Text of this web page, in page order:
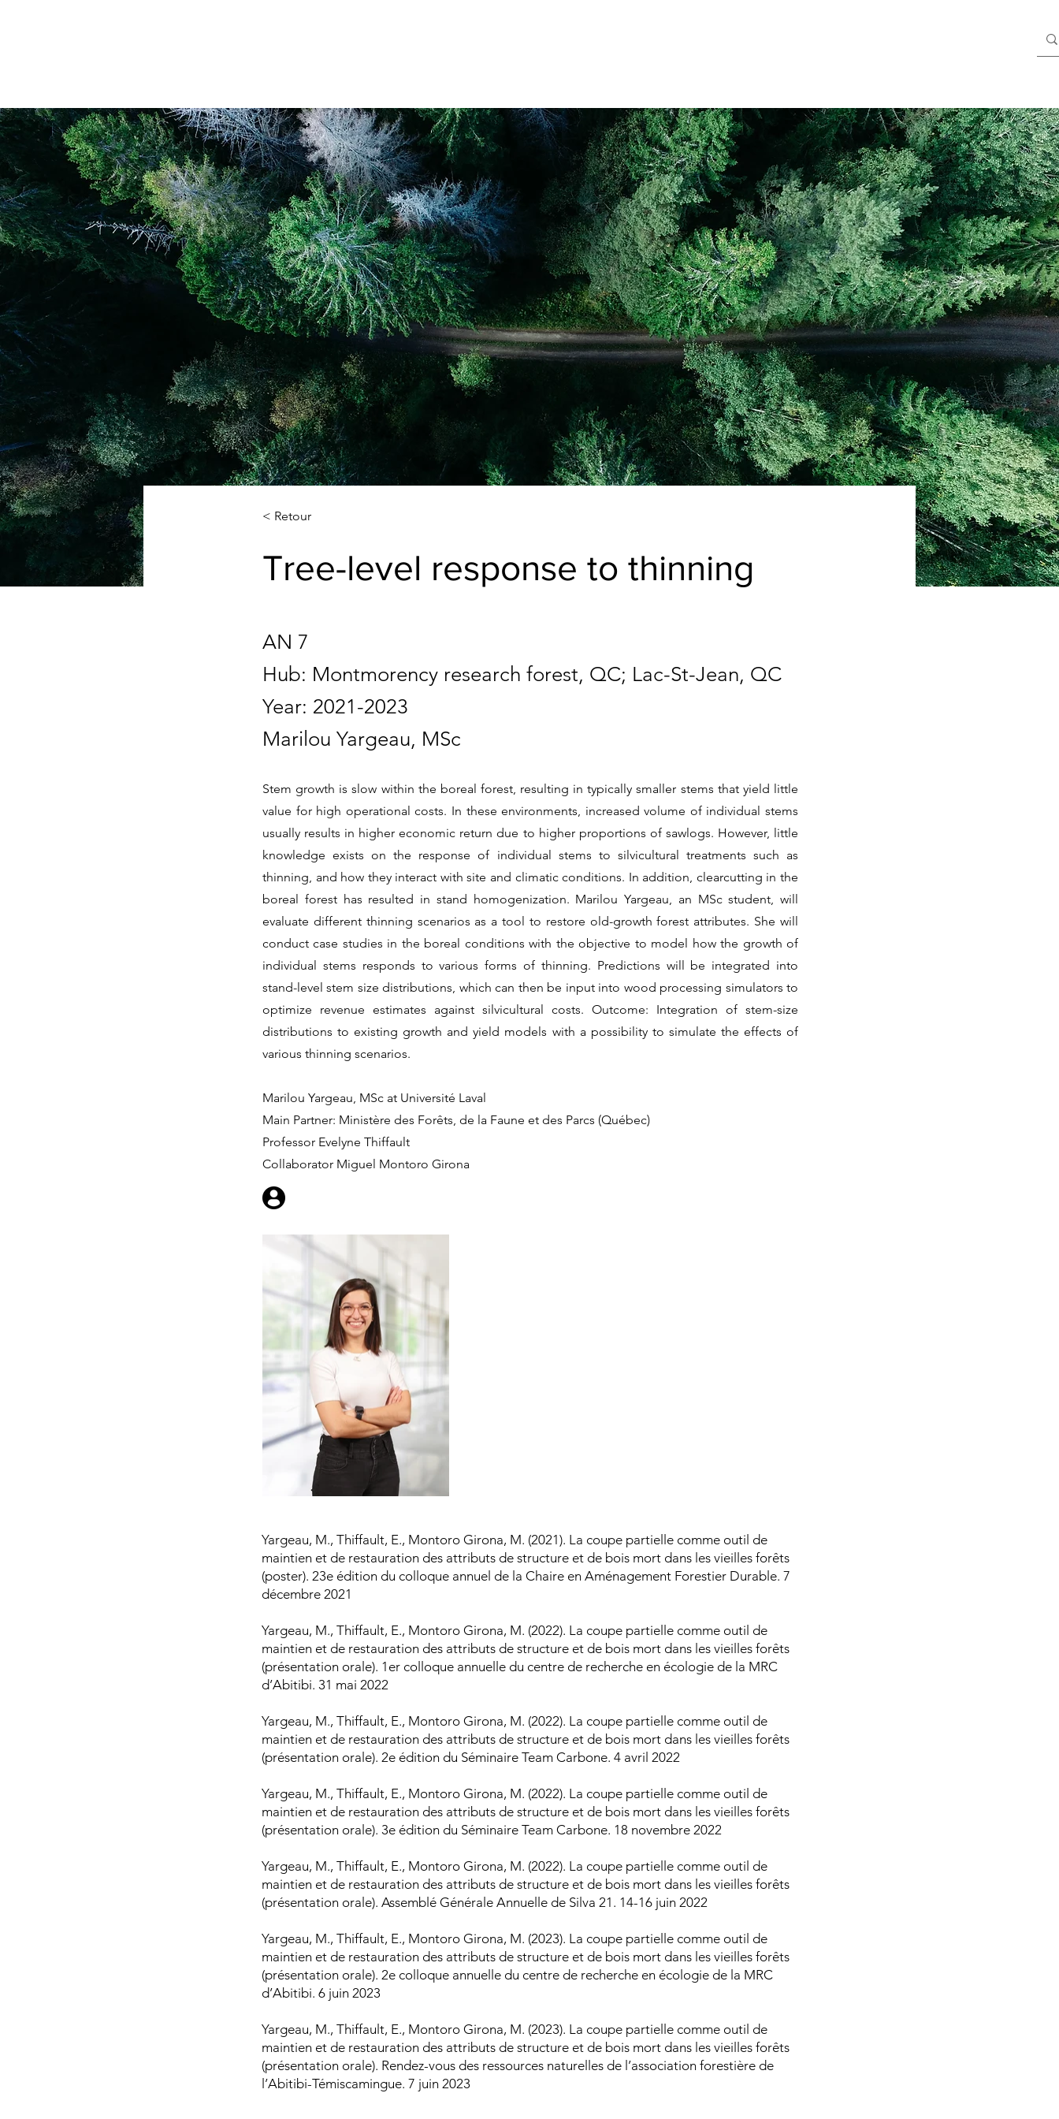
< Retour
Tree-level response to thinning
AN 7
Hub: Montmorency research forest, QC; Lac-St-Jean, QC
Year: 2021-2023
Marilou Yargeau, MSc
Stem growth is slow within the boreal forest, resulting in typically smaller stems that yield little
value for high operational costs. In these environments, increased volume of individual stems
usually results in higher economic return due to higher proportions of sawlogs. However, little
knowledge exists on the response of individual stems to silvicultural treatments such as
thinning, and how they interact with site and climatic conditions. In addition, clearcutting in the
boreal forest has resulted in stand homogenization. Marilou Yargeau, an MSc student, will
evaluate different thinning scenarios as a tool to restore old-growth forest attributes. She will
conduct case studies in the boreal conditions with the objective to model how the growth of
individual stems responds to various forms of thinning. Predictions will be integrated into
stand-level stem size distributions, which can then be input into wood processing simulators to
optimize revenue estimates against silvicultural costs. Outcome: Integration of stem-size
distributions to existing growth and yield models with a possibility to simulate the effects of
various thinning scenarios.
Marilou Yargeau, MSc at Université Laval
Main Partner: Ministère des Forêts, de la Faune et des Parcs (Québec)
Professor Evelyne Thiffault
Collaborator Miguel Montoro Girona
Yargeau, M., Thiffault, E., Montoro Girona, M. (2021). La coupe partielle comme outil de
maintien et de restauration des attributs de structure et de bois mort dans les vieilles forêts
(poster). 23e édition du colloque annuel de la Chaire en Aménagement Forestier Durable. 7
décembre 2021
Yargeau, M., Thiffault, E., Montoro Girona, M. (2022). La coupe partielle comme outil de
maintien et de restauration des attributs de structure et de bois mort dans les vieilles forêts
(présentation orale). 1er colloque annuelle du centre de recherche en écologie de la MRC
d’Abitibi. 31 mai 2022
Yargeau, M., Thiffault, E., Montoro Girona, M. (2022). La coupe partielle comme outil de
maintien et de restauration des attributs de structure et de bois mort dans les vieilles forêts
(présentation orale). 2e édition du Séminaire Team Carbone. 4 avril 2022
Yargeau, M., Thiffault, E., Montoro Girona, M. (2022). La coupe partielle comme outil de
maintien et de restauration des attributs de structure et de bois mort dans les vieilles forêts
(présentation orale). 3e édition du Séminaire Team Carbone. 18 novembre 2022
Yargeau, M., Thiffault, E., Montoro Girona, M. (2022). La coupe partielle comme outil de
maintien et de restauration des attributs de structure et de bois mort dans les vieilles forêts
(présentation orale). Assemblé Générale Annuelle de Silva 21. 14-16 juin 2022
Yargeau, M., Thiffault, E., Montoro Girona, M. (2023). La coupe partielle comme outil de
maintien et de restauration des attributs de structure et de bois mort dans les vieilles forêts
(présentation orale). 2e colloque annuelle du centre de recherche en écologie de la MRC
d’Abitibi. 6 juin 2023
Yargeau, M., Thiffault, E., Montoro Girona, M. (2023). La coupe partielle comme outil de
maintien et de restauration des attributs de structure et de bois mort dans les vieilles forêts
(présentation orale). Rendez-vous des ressources naturelles de l’association forestière de
l’Abitibi-Témiscamingue. 7 juin 2023